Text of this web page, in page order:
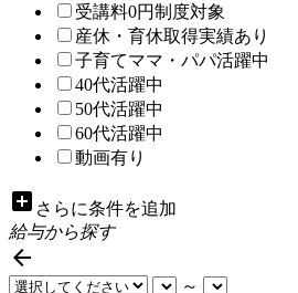
受講料0円制度対象
産休・育休取得実績あり
子育てママ・パパ活躍中
40代活躍中
50代活躍中
60代活躍中
動画有り
add_box さらに条件を追加
給与から探す

～